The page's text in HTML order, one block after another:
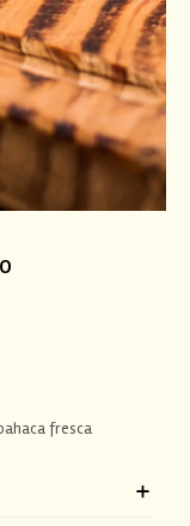
fresca